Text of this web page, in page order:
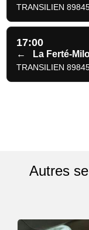
TRANSILIEN
17:00
← La Ferté-
TRANSILIEN
Autres